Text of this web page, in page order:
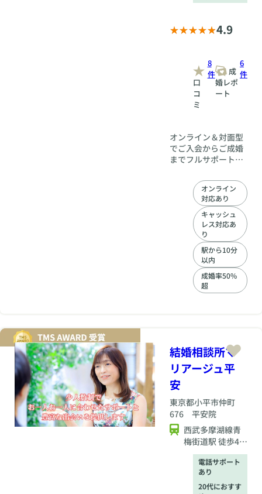
4.9
口
コ
ミ
8
件
成
婚レポ
ート
6
件
オンライン＆対面型
でご入会からご成婚
までフルサポートい
合った丁寧で質の高
いフォロー＆サポー
トをお任せくださ
い。 婚活は何よりも
「ご本人の気持ち」
が大切です。準備は
入念にそして前向き
に進めていきましょ
オンライン
対応あり
キャッシュ
レス対応あ
り
駅から10分
以内
成婚率50%
超
結婚相談所マ
リアージュ平
安
東京都小平市仲町
676 平安院
西武多摩湖線青
梅街道駅 徒歩4分
/ 武蔵野線新小平
駅 徒歩12分 / 西
武新宿線小平駅
徒歩17分
電話サポート
あり
20代におすす